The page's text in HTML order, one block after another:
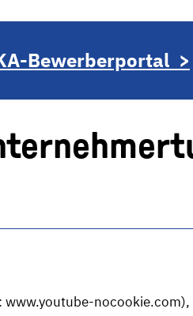
Bewerberportal >
www.youtube-nocookie.com),